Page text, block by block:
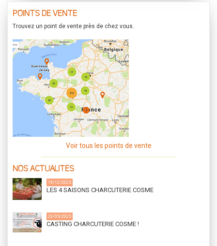
POINTS DE VENTE
Trouvez un point de vente près de chez vous.
Voir tous les points de vente
NOS ACTUALITES
19/12/2025
LES 4 SAISONS CHARCUTERIE COSME
23/05/2025
CASTING CHARCUTERIE COSME !